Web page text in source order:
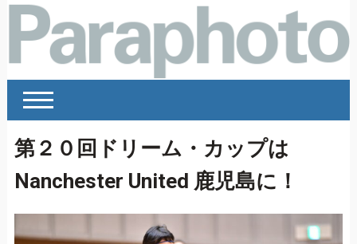
第２０回ドリーム・カップは
Nanchester United 鹿児島に！